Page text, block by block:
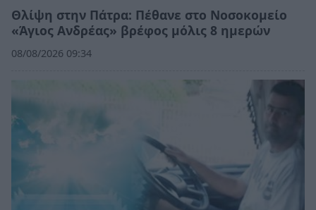
Θλίψη στην Πάτρα: Πέθανε στο Νοσοκομείο
«Άγιος Ανδρέας» βρέφος μόλις 8 ημερών
08/08/2026 09:34